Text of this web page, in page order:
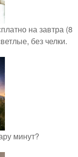
на завтра (8
без челки.
минут?